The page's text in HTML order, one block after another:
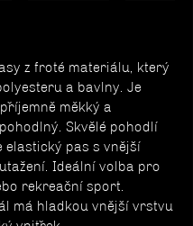
z froté materiálu, který
a bavlny. Je
měkký a
Skvělé pohodlí
elastický pas s vnější
Ideální volba pro
rekreační sport.
má hladkou vnější vrstvu